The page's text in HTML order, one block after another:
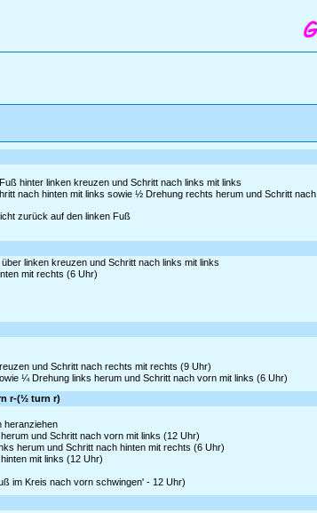
hinter linken kreuzen und Schritt nach links mit links
nach hinten mit links sowie ½ Drehung rechts herum und Schritt nach
zurück auf den linken Fuß
linken kreuzen und Schritt nach links mit links
mit rechts (6 Uhr)
und Schritt nach rechts mit rechts (9 Uhr)
¼ Drehung links herum und Schritt nach vorn mit links (6 Uhr)
r-(½ turn r)
heranziehen
und Schritt nach vorn mit links (12 Uhr)
herum und Schritt nach hinten mit rechts (6 Uhr)
mit links (12 Uhr)
im Kreis nach vorn schwingen' - 12 Uhr)